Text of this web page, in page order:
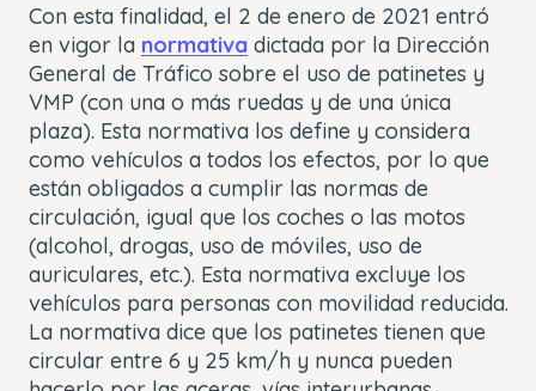
Con esta finalidad, el 2 de enero de 2021 entró
en vigor la normativa dictada por la Dirección
General de Tráfico sobre el uso de patinetes y
VMP (con una o más ruedas y de una única
plaza). Esta normativa los define y considera
como vehículos a todos los efectos, por lo que
están obligados a cumplir las normas de
circulación, igual que los coches o las motos
(alcohol, drogas, uso de móviles, uso de
auriculares, etc.). Esta normativa excluye los
vehículos para personas con movilidad reducida.
La normativa dice que los patinetes tienen que
circular entre 6 y 25 km/h y nunca pueden